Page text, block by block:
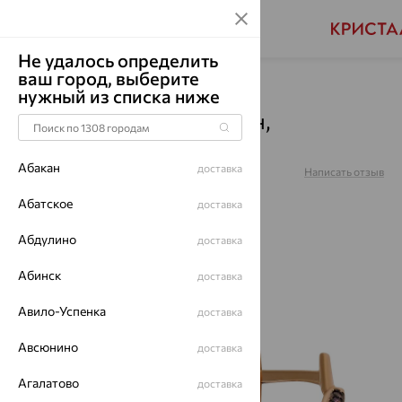
Главная Каталог Серьги Аметрин
Серьги, золото, аметрин,
кл4092а-49-01
Артикул: Написать отзыв
Не удалось определить
ваш город, выберите
нужный из списка ниже
Абакан доставка
Абатское доставка
Абдулино доставка
Абинск доставка
Авило-Успенка доставка
Авсюнино доставка
Агалатово доставка